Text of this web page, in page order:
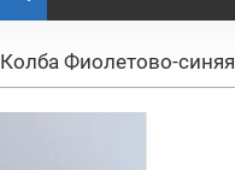
Колба Фиолетово-синяя